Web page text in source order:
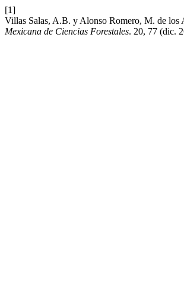
[1]
Villas Salas, A.B. y Alonso Romero, M. de
Mexicana de Ciencias Forestales. 20, 77 (dic.